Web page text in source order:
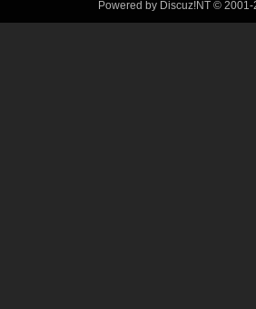
Powered by Discuz!NT ©